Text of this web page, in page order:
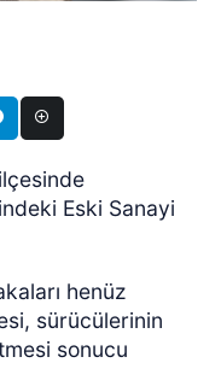
Eski Sanayi
henüz
sürücülerinin
sonucu